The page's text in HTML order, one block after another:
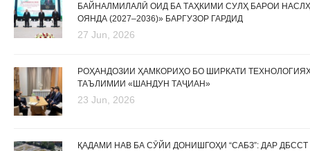
БАЙНАЛМИЛАЛӢ ОИД БА ТАҲКИМИ СУЛҲ БАРОИ
ОЯНДА (2027–2036)» БАРГУЗОР ГАРДИД
27 Jun, 2026
РОҲАНДОЗИИ ҲАМКОРИҲО БО ШИРКАТИ
ТАЪЛИМИИ «ШАНДУН ТАҶИАН»
23 Jun, 2026
ҚАДАМИ НАВ БА СӮЙИ ДОНИШГОҲИ “САБЗ”: ДАР ДБССТ